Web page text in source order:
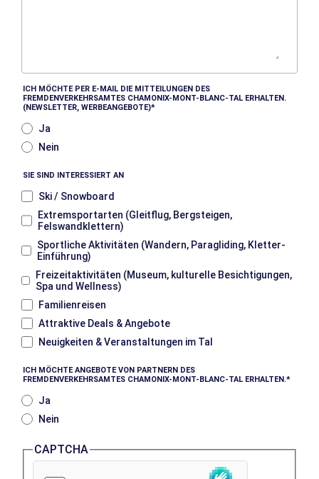
ICH MÖCHTE PER E-MAIL DIE MITTEILUNGEN DES
FREMDENVERKEHRSAMTES CHAMONIX-MONT-BLANC-TAL ERHALTEN.
(NEWSLETTER, WERBEANGEBOTE)
Ja
Nein
SIE SIND INTERESSIERT AN
Ski / Snowboard
Extremsportarten (Gleitflug, Bergsteigen,
Felswandklettern)
Sportliche Aktivitäten (Wandern, Paragliding, Kletter-
Einführung)
Freizeitaktivitäten (Museum, kulturelle Besichtigungen,
Spa und Wellness)
Familienreisen
Attraktive Deals & Angebote
Neuigkeiten & Veranstaltungen im Tal
ICH MÖCHTE ANGEBOTE VON PARTNERN DES
FREMDENVERKEHRSAMTES CHAMONIX-MONT-BLANC-TAL ERHALTEN.
Ja
Nein
CAPTCHA